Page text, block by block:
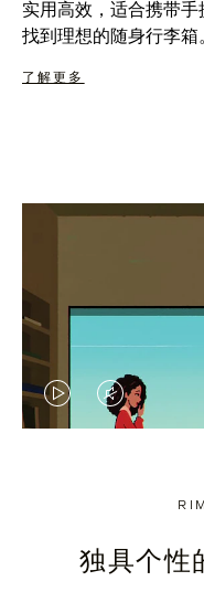
实用高效，适合携带手
找到理想的随身行李箱。
了解更多
视
停，
视
音，
独具个性